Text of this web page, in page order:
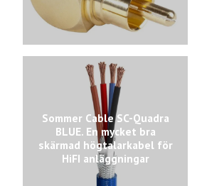
Sommer Cable SC-Quadra
BLUE. En mycket bra
skärmad högtalarkabel för
HiFI anläggningar